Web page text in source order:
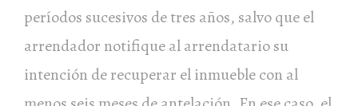
períodos sucesivos de tres años, salvo que el
arrendador notifique al arrendatario su
intención de recuperar el inmueble con al